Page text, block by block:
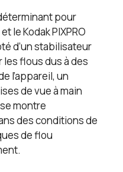
pour
le Kodak PIXPRO
d’un stabilisateur
les flous dus à des
l’appareil, un
de vue à main
montre
des conditions de
de flou